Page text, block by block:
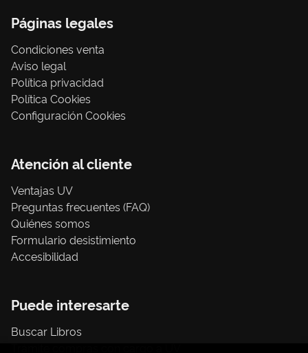
Páginas legales
Condiciones venta
Aviso legal
Política privacidad
Política Cookies
Configuración Cookies
Atención al cliente
Ventajas UV
Preguntas frecuentes (FAQ)
Quiénes somos
Formulario desistimiento
Accesibilidad
Puede interesarte
Buscar Libros